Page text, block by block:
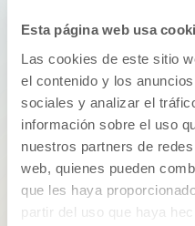
Esta página web usa
Las cookies de este sitio
el contenido y los
sociales y analizar el
información sobre el uso
nuestros partners de
web, quienes pueden
que les haya
partir del uso que haya
Vols
Si has pensat en
per a una campanya
consideres ideal com a
Influentia és el teu aliat.
teva idea a la realitat,